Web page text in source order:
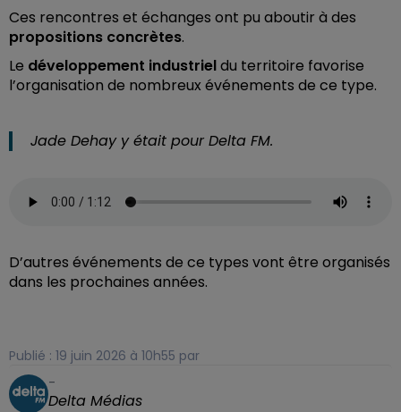
Ces rencontres et échanges ont pu aboutir à des
propositions concrètes.
Le développement industrieldu territoire favorise
l’organisation de nombreux événements de ce type.
Jade Dehay y était pour Delta FM.
D’autres événements de ce types vont être organisés
dans les prochaines années.
Publié : 19 juin 2026 à 10h55 par
-
Delta Médias